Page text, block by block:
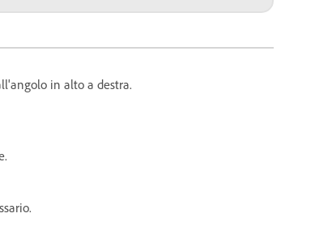
in alto a destra.